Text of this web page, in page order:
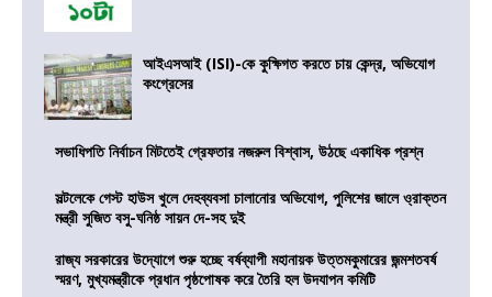
আইএসআই (ISI)-কে কুক্ষিগত করতে চায় কেন্দ্র, অভিযোগ
কংগ্রেসের
সভাধিপতি নির্বাচন মিটতেই গ্রেফতার নজরুল বিশ্বাস, উঠছে একাধিক প্রশ্ন
সল্টলেকে গেস্ট হাউস খুলে দেহব্যবসা চালানোর অভিযোগ, পুলিশের জালে ও্রাক্তন
মন্ত্রী সুজিত বসু-ঘনিষ্ঠ সায়ন দে-সহ দুই
রাজ্য সরকারের উদ্যোগে শুরু হচ্ছে বর্ষব্যাপী মহানায়ক উত্তমকুমারের জন্মশতবর্ষ
স্মরণ, মুখ্যমন্ত্রীকে প্রধান পৃষ্ঠপোষক করে তৈরি হল উদযাপন কমিটি